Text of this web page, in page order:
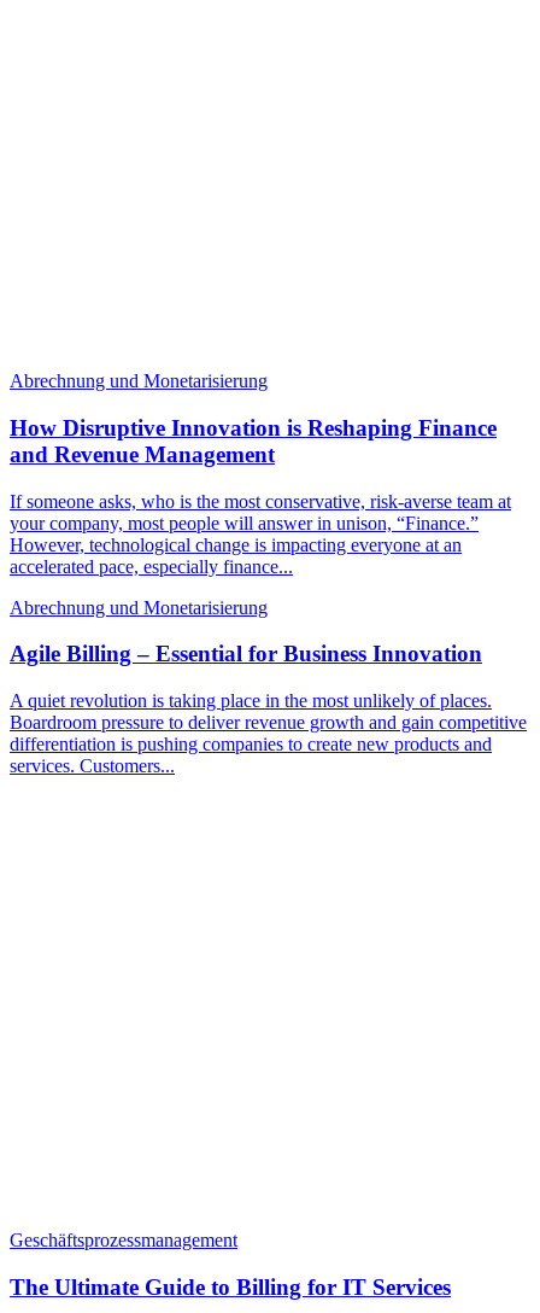
Abrechnung und Monetarisierung
How Disruptive Innovation is Reshaping Finance
and Revenue Management
If someone asks, who is the most conservative, risk-averse team at
your company, most people will answer in unison, “Finance.”
However, technological change is impacting everyone at an
accelerated pace, especially finance...
Abrechnung und Monetarisierung
Agile Billing – Essential for Business Innovation
A quiet revolution is taking place in the most unlikely of places.
Boardroom pressure to deliver revenue growth and gain competitive
differentiation is pushing companies to create new products and
services. Customers...
Geschäftsprozessmanagement
The Ultimate Guide to Billing for IT Services